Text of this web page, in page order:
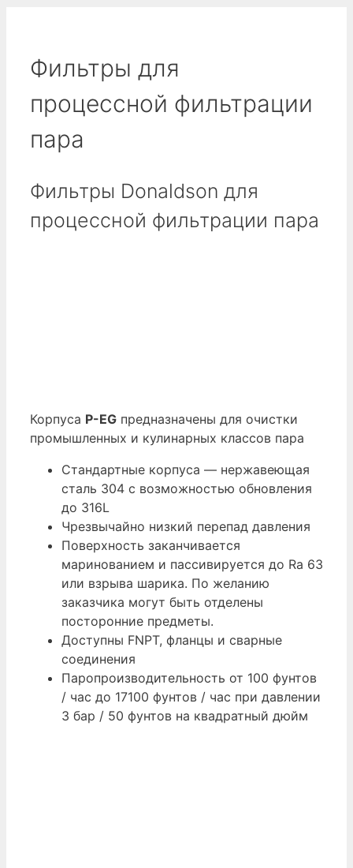
Фильтры для
процессной фильтрации
пара
Фильтры Donaldson для
процессной фильтрации пара
Корпуса P-EG предназначены для очистки
промышленных и кулинарных классов пара
Стандартные корпуса — нержавеющая
сталь 304 с возможностью обновления
до 316L
Чрезвычайно низкий перепад давления
Поверхность заканчивается
маринованием и пассивируется до Ra 63
или взрыва шарика. По желанию
заказчика могут быть отделены
посторонние предметы.
Доступны FNPT, фланцы и сварные
соединения
Паропроизводительность от 100 фунтов
/ час до 17100 фунтов / час при давлении
3 бар / 50 фунтов на квадратный дюйм